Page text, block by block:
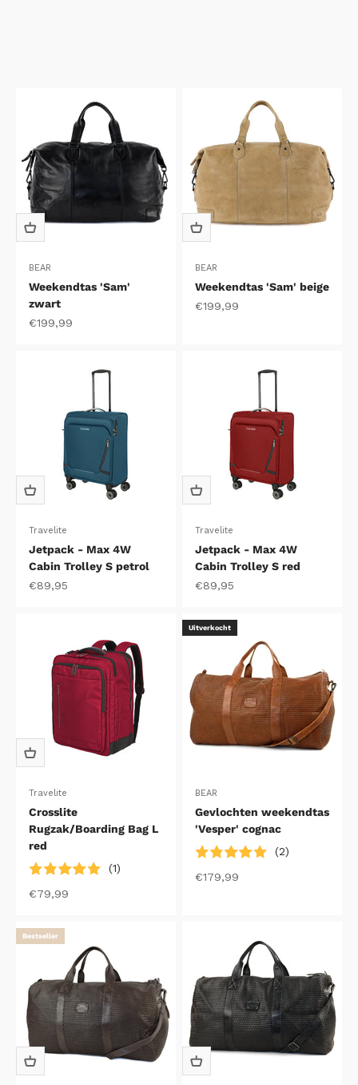
BEAR
Weekendtas 'Sam'
zwart
Aanbiedingsprijs
€199,99
BEAR
Weekendtas 'Sam' beige
Aanbiedingsprijs
€199,99
Travelite
Jetpack - Max 4W
Cabin Trolley S petrol
Aanbiedingsprijs
€89,95
Travelite
Jetpack - Max 4W
Cabin Trolley S red
Aanbiedingsprijs
€89,95
Travelite
Crosslite
Rugzak/Boarding Bag L
red
(1)
Aanbiedingsprijs
€79,99
Uitverkocht
BEAR
Gevlochten weekendtas
'Vesper' cognac
(2)
Aanbiedingsprijs
€179,99
Bestseller